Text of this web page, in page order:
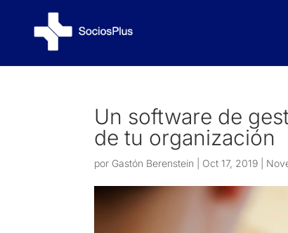
Un software de
de tu organización
por Gastón Berenstein Oct 17, 2019